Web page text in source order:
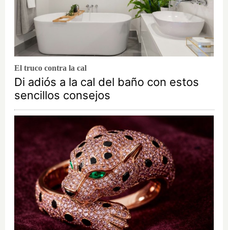
El truco contra la cal
Di adiós a la cal del baño con estos
sencillos consejos